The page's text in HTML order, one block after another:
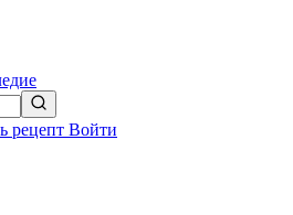
рецепт Войти